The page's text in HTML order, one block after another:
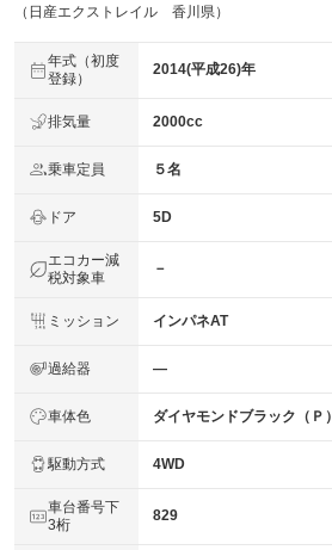
（日産エクストレイル 香川県）
年式（初度
登録）
2014(平成26)年
排気量 2000cc
乗車定員 ５名
ドア 5D
エコカー減
税対象車
－
ミッション インパネAT
過給器 ―
車体色 ダイヤモンドブラック（Ｐ）
駆動方式 4WD
車台番号下
3桁
829